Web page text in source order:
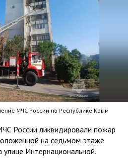
МЧС России по Республике Крым
России ликвидировали пожар
на седьмом этаже
Интернациональной.